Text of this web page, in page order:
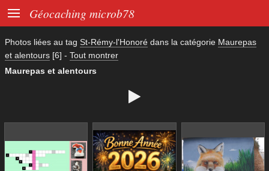
 Géocaching microb78
Photos liées au tag St-Rémy-l'Honoré dans la catégorie Maurepas
et alentours [6] - Tout montrer
Maurepas et alentours
